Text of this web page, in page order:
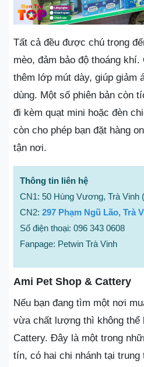
Tất cả đều được chú trọng
mèo, đảm bảo độ thoáng
thêm lớp mút dày, giúp giảm
dùng. Một số phiên bản còn
đi kèm quạt mini hoặc đèn
còn cho phép bạn đặt hàng
tận nơi.
Thông tin liên hệ
CN1: 50 Hùng Vương, Trà Vinh
CN2: 297 Phạm Ngũ Lão, Trà
Số điện thoại: 096 343 0608
Fanpage: Petwin Trà Vinh
Ami Pet Shop & Cattery
Nếu bạn đang tìm một nơi
vừa chất lượng thì không thể
Cattery. Đây là một trong
tín, có hai chi nhánh tại trung